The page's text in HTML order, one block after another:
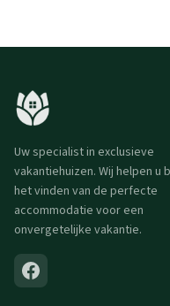
Uw specialist in exclusieve
vakantiehuizen. Wij helpen u
het vinden van de perfecte
accommodatie voor een
onvergetelijke vakantie.